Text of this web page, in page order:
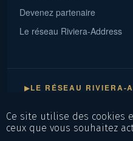
Devenez partenaire
Le réseau Riviera-Address
▶LE RÉSEAU RIVIERA-
Ce site utilise des cookies
ceux que vous souhaitez